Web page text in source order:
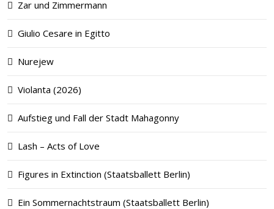
Zar und Zimmermann
Giulio Cesare in Egitto
Nurejew
Violanta (2026)
Aufstieg und Fall der Stadt Mahagonny
Lash – Acts of Love
Figures in Extinction (Staatsballett Berlin)
Ein Sommernachtstraum (Staatsballett Berlin)